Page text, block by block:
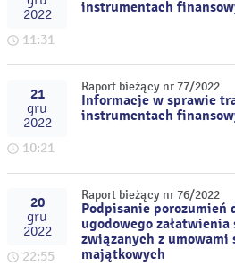
2022
11:31
instrumentach
21
gru
2022
10:21
Raport bieżący nr 77/2022
Informacje w sprawie
instrumentach
20
gru
2022
22:55
Raport bieżący nr 76/2022
Podpisanie porozumień
ugodowego załatwienia
związanych z umowami
majątkowych